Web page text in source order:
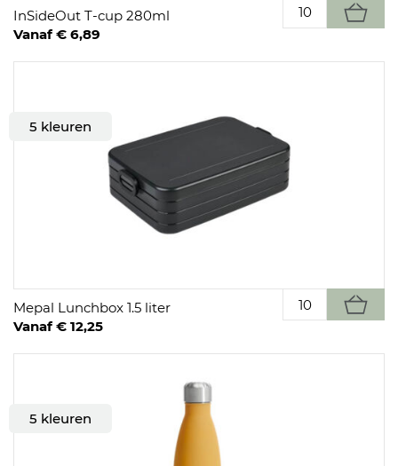
InSideOut T-cup 280ml
Vanaf € 6,89
5 kleuren
Mepal Lunchbox 1.5 liter
Vanaf € 12,25
5 kleuren